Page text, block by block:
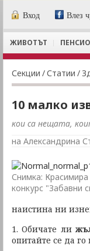
Вход Влез
ЖИВОТЪТ
Секции /Статии /
10 малко
кои са нещата,
на Александрина
Снимка:
конкурс "Забавни
наистина ни
1. Обичате ли
опитайте се да